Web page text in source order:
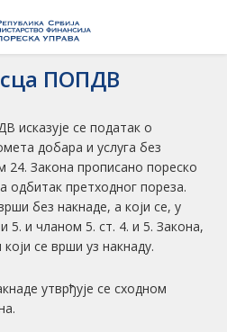
ПОПДВ
исказује се податак о
добара и услуга без
24. Закона прописано пореско
претходног пореза.
без накнаде, а који се, у
5. и чланом 5. ст. 4. и 5. Закона,
се врши уз накнаду.
утврђује се сходном